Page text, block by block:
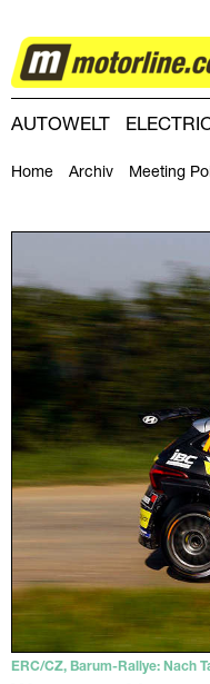
RALLYE
AUTOWELT
Home Archiv Meeting
ERC/CZ, Barum-Rallye: Nach